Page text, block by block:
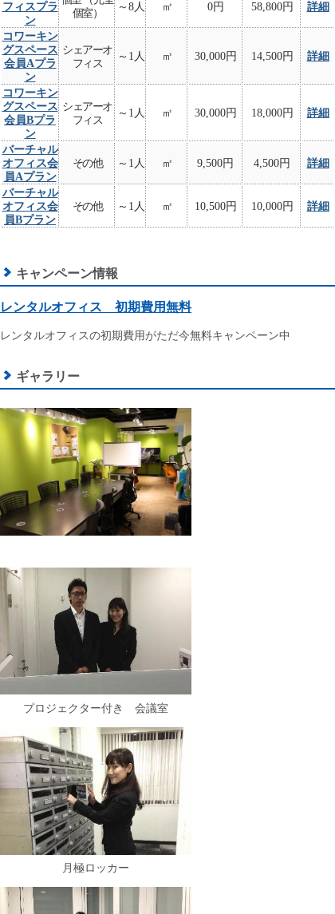
フィスプラ
ン
個室）
～8人 ㎡ 0円 58,800円 詳細
コワーキン
グスペース
会員Aプラ
ン
シェアーオ
フィス
～1人 ㎡ 30,000円 14,500円 詳細
コワーキン
グスペース
会員Bプラ
ン
シェアーオ
フィス
～1人 ㎡ 30,000円 18,000円 詳細
バーチャル
オフィス会
員Aプラン
その他 ～1人 ㎡ 9,500円 4,500円 詳細
バーチャル
オフィス会
員Bプラン
その他 ～1人 ㎡ 10,500円 10,000円 詳細
キャンペーン情報
レンタルオフィス 初期費用無料
レンタルオフィスの初期費用がただ今無料キャンペーン中
ギャラリー
プロジェクター付き 会議室
月極ロッカー